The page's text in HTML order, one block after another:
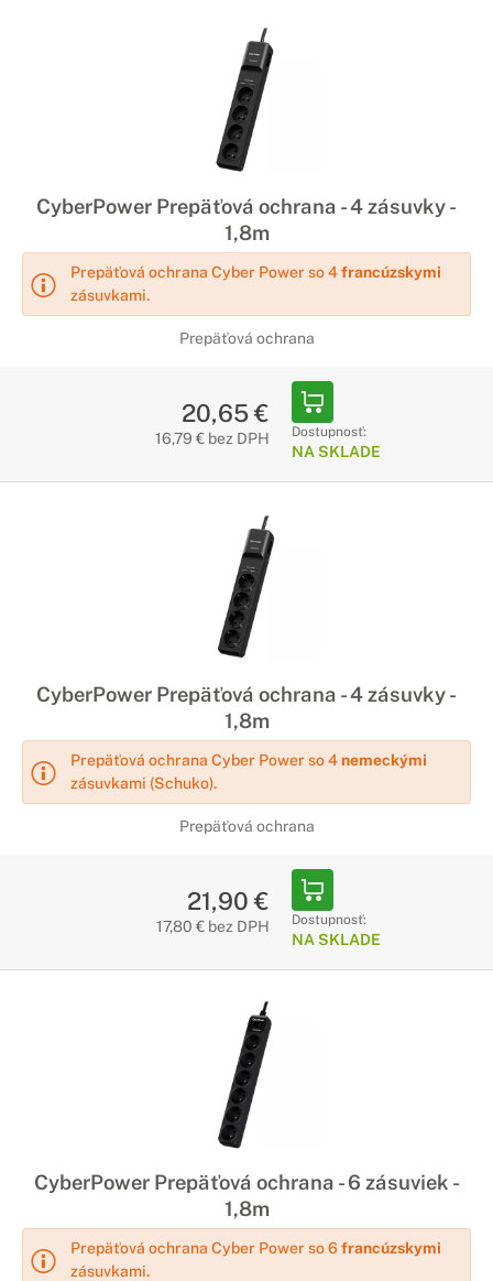
CyberPower Prepäťová ochrana - 4 zásuvky -
1,8m
Prepäťová ochrana Cyber Power so 4francúzskymi
zásuvkami.
Prepäťová ochrana
20,65 €
16,79 € bez DPH Dostupnosť:
NA SKLADE
CyberPower Prepäťová ochrana - 4 zásuvky -
1,8m
Prepäťová ochrana Cyber Power so 4nemeckými
zásuvkami (Schuko).
Prepäťová ochrana
21,90 €
17,80 € bez DPH Dostupnosť:
NA SKLADE
CyberPower Prepäťová ochrana - 6 zásuviek -
1,8m
Prepäťová ochrana Cyber Power so 6francúzskymi
zásuvkami.